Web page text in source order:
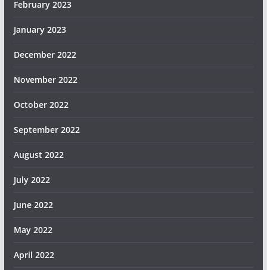
February 2023
January 2023
December 2022
November 2022
October 2022
September 2022
August 2022
July 2022
June 2022
May 2022
April 2022